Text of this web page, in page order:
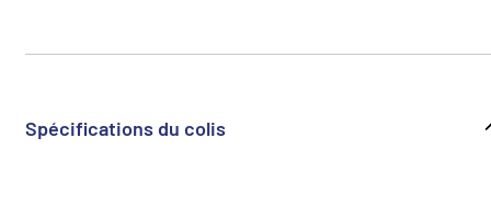
Spécifications du colis